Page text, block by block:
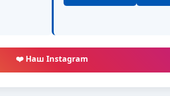
❤️ Наш Instagram